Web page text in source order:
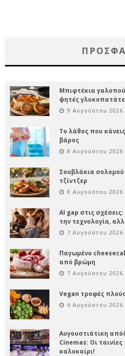
Μπιφτέκια
ψητές
9 Αυγούστου 2026
Το λάθος που
βάρος
8 Αυγούστου 2026
Σουβλάκια σολομού
τζίντζερ
8 Αυγούστου 2026
AI gap στις
την τεχνολογία,
7 Αυγούστου 2026
Παγωμένο
από βρώμη
7 Αυγούστου 2026
Vegan τροφές
6 Αυγούστου 2026
Αυγουστιάτικη
Cinemas: Οι
καλοκαίρι!